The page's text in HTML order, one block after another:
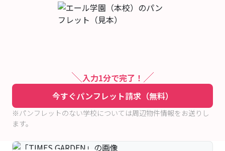
入力1分で完了！
今すぐパンフレット請求（無料）
※パンフレットのない学校については周辺物件情報をお送りし
ます。